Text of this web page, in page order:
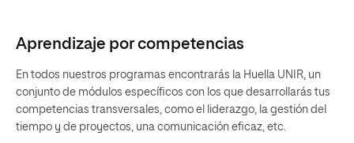
Aprendizaje por competencias
En todos nuestros programas encontrarás la Huella UNIR, un
conjunto de módulos específicos con los que desarrollarás tus
competencias transversales, como el liderazgo, la gestión del
tiempo y de proyectos, una comunicación eficaz, etc.